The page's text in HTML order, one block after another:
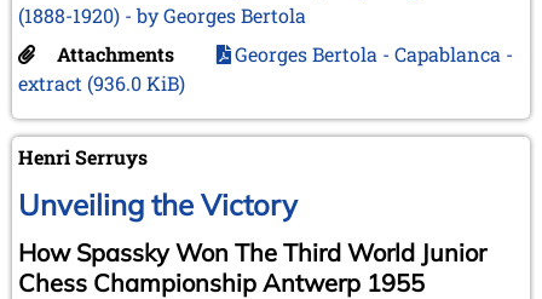
(1888-1920) - by Georges Bertola
Attachments
Georges Bertola - Capablanca -
extract (936.0 KiB)
Henri Serruys
Unveiling the Victory
How Spassky Won The Third World Junior
Chess Championship Antwerp 1955